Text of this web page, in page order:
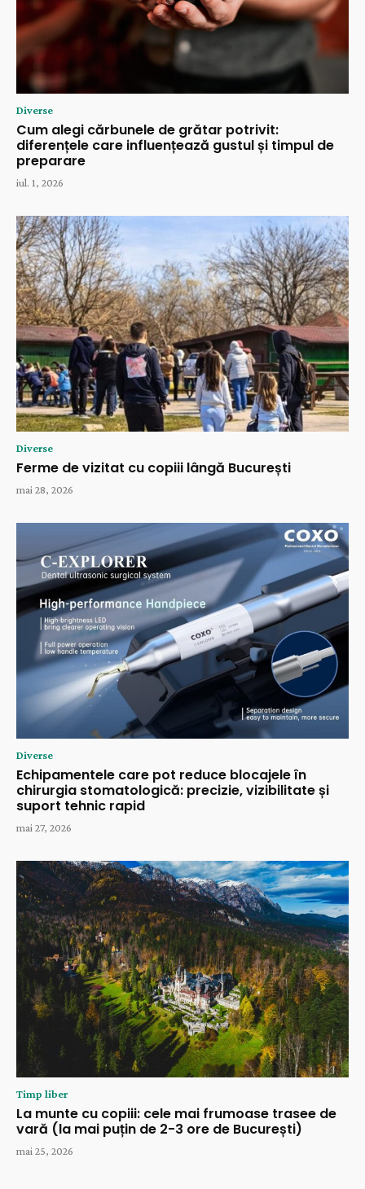
Diverse
Cum alegi cărbunele de grătar potrivit:
diferențele care influențează gustul și timpul de
preparare
iul. 1, 2026
Diverse
Ferme de vizitat cu copiii lângă București
mai 28, 2026
Diverse
Echipamentele care pot reduce blocajele în
chirurgia stomatologică: precizie, vizibilitate și
suport tehnic rapid
mai 27, 2026
Timp liber
La munte cu copiii: cele mai frumoase trasee de
vară (la mai puțin de 2-3 ore de București)
mai 25, 2026